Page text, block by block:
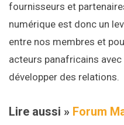
fournisseurs et
numérique est donc un
entre nos membres et
acteurs panafricains
développer des relations.
Lire aussi » Forum